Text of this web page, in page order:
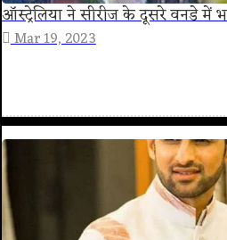
ऑस्ट्रेलिया ने सीरीज के दूसरे वनडे में
Mar 19, 2023